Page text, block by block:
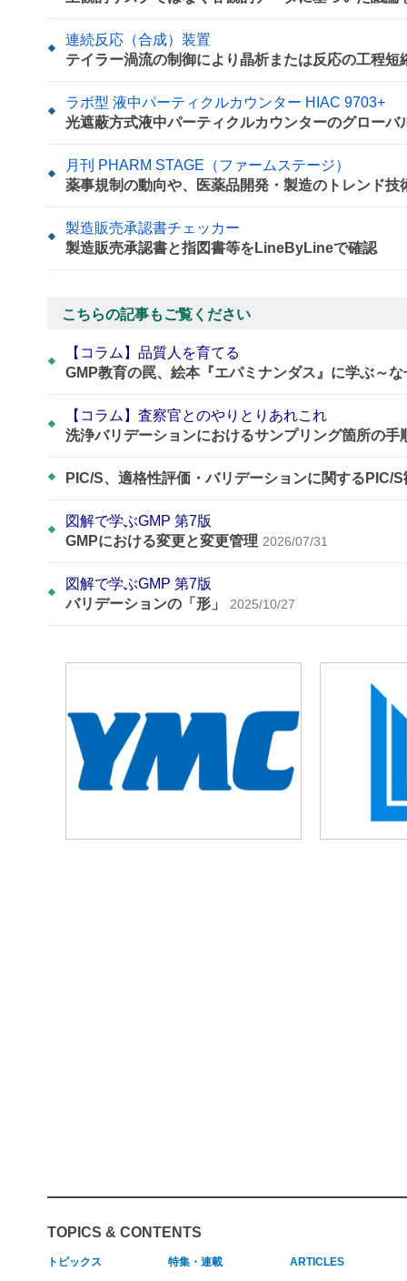
連続反応（合成）装置
テイラー渦流の制御により晶析または反応の工程
ラボ型 液中パーティクルカウンター HIAC 9703+
光遮蔽方式液中パーティクルカウンターのグローバ
月刊 PHARM STAGE（ファームステージ）
薬事規制の動向や、医薬品開発・製造のトレンド技
製造販売承認書チェッカー
製造販売承認書と指図書等をLineByLineで確認
こちらの記事もご覧ください
【コラム】品質人を育てる
GMP教育の罠、絵本『エパミナンダス』に学ぶ～
【コラム】査察官とのやりとりあれこれ
洗浄バリデーションにおけるサンプリング箇所の手
PIC/S、適格性評価・バリデーションに関するPIC/
図解で学ぶGMP 第7版
GMPにおける変更と変更管理 2026/07/31
図解で学ぶGMP 第7版
バリデーションの「形」
2025/10/27
TOPICS & CONTENTS
トピックス 特集・連載 ARTICLES